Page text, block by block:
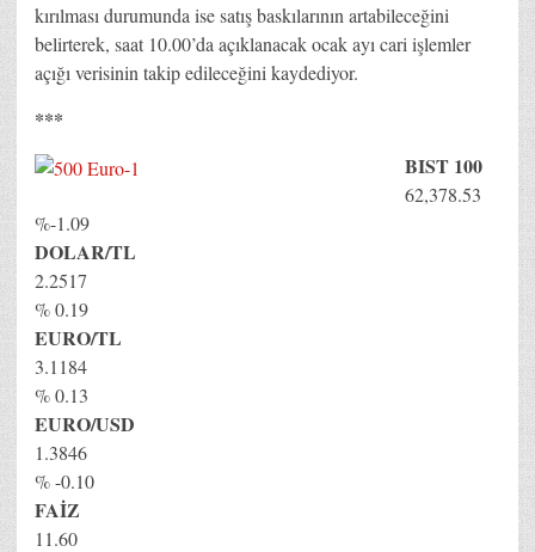
kırılması durumunda ise satış baskılarının artabileceğini
belirterek, saat 10.00’da açıklanacak ocak ayı cari işlemler
açığı verisinin takip edileceğini kaydediyor.
***
BIST 100
62,378.53
%-1.09
DOLAR/TL
2.2517
% 0.19
EURO/TL
3.1184
% 0.13
EURO/USD
1.3846
% -0.10
FAİZ
11.60